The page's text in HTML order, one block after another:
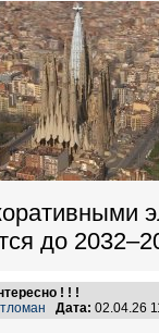
до
! ! !
Дата: 02.04.26